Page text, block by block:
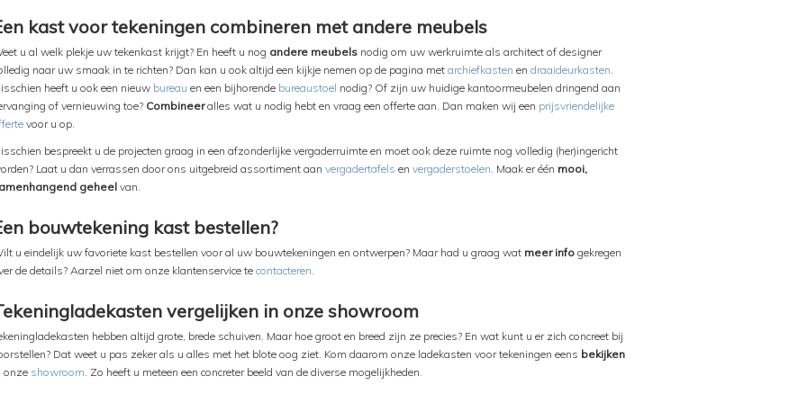
kast voor tekeningen combineren met andere meubels
u al welk plekje uw tekenkast krijgt? En heeft u nog andere meubels nodig om uw werkruimte als architect of designer
naar uw smaak in te richten? Dan kan u ook altijd een kijkje nemen op de pagina met archiefkasten en draaideurkasten.
heeft u ook een nieuw bureau en een bijhorende bureaustoel nodig? Of zijn uw huidige kantoormeubelen dringend aan
of vernieuwing toe? Combineeralles wat u nodig hebt en vraag een offerte aan. Dan maken wij een prijsvriendelijke
voor u op.
bespreekt u de projecten graag in een afzonderlijke vergaderruimte en moet ook deze ruimte nog volledig (her)ingericht
Laat u dan verrassen door ons uitgebreid assortiment aan vergadertafels en vergaderstoelen. Maak er één mooi,
geheelvan.
bouwtekening kast bestellen?
u eindelijk uw favoriete kast bestellen voor al uw bouwtekeningen en ontwerpen? Maar had u graag wat meer info gekregen
de details? Aarzel niet om onze klantenservice te contacteren.
vergelijken in onze showroom
hebben altijd grote, brede schuiven. Maar hoe groot en breed zijn ze precies? En wat kunt u er zich concreet bij
Dat weet u pas zeker als u alles met het blote oog ziet. Kom daarom onze ladekasten voor tekeningen eens bekijken
onze showroom. Zo heeft u meteen een concreter beeld van de diverse mogelijkheden.